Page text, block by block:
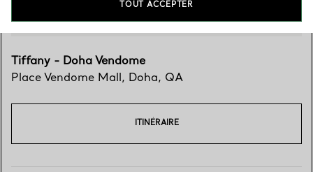
Tiffany - Doha Vendome
Place Vendome Mall, Doha, QA
ITINÉRAIRE
TOUT ACCEPTER